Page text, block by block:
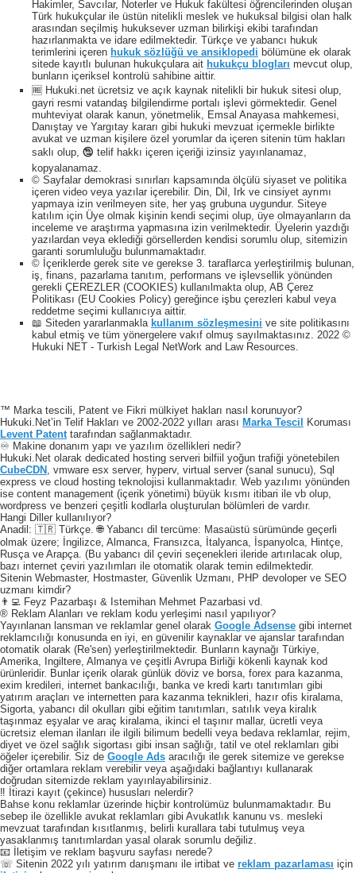
Hakimler, Savcılar, Noterler ve Hukuk fakültesi öğrencilerinden oluşan
Türk hukukçular ile üstün nitelikli meslek ve hukuksal bilgisi olan halk
arasından seçilmiş hukuksever uzman bilirkişi ekibi tarafından
hazırlanmakta ve idare edilmektedir. Türkçe ve yabancı hukuk
terimlerini içeren hukuk sözlüğü ve ansiklopedi bölümüne ek olarak
sitede kayıtlı bulunan hukukçulara ait hukukçu blogları mevcut olup,
bunların içeriksel kontrolü sahibine aittir.
🆓 Hukuki.net ücretsiz ve açık kaynak nitelikli bir hukuk sitesi olup,
gayri resmi vatandaş bilgilendirme portalı işlevi görmektedir. Genel
muhteviyat olarak kanun, yönetmelik, Emsal Anayasa mahkemesi,
Danıştay ve Yargıtay kararı gibi hukuki mevzuat içermekle birlikte
avukat ve uzman kişilere özel yorumlar da içeren sitenin tüm hakları
saklı olup, 🕲 telif hakkı içeren içeriği izinsiz yayınlanamaz,
kopyalanamaz.
© Sayfalar demokrasi sınırları kapsamında ölçülü siyaset ve politika
içeren video veya yazılar içerebilir. Din, Dil, Irk ve cinsiyet ayrımı
yapmaya izin verilmeyen site, her yaş grubuna uygundur. Siteye
katılım için Üye olmak kişinin kendi seçimi olup, üye olmayanların da
inceleme ve araştırma yapmasına izin verilmektedir. Üyelerin yazdığı
yazılardan veya eklediği görsellerden kendisi sorumlu olup, sitemizin
garanti sorumluluğu bulunmamaktadır.
© İçeriklerde gerek site ve gerekse 3. taraflarca yerleştirilmiş bulunan,
iş, finans, pazarlama tanıtım, performans ve işlevsellik yönünden
gerekli ÇEREZLER (COOKIES) kullanılmakta olup, AB Çerez
Politikası (EU Cookies Policy) gereğince işbu çerezleri kabul veya
reddetme seçimi kullanıcıya aittir.
📖 Siteden yararlanmakla kullanım sözleşmesini ve site politikasını
kabul etmiş ve tüm yönergelere vakıf olmuş sayılmaktasınız. 2022 ©
Hukuki NET - Turkish Legal NetWork and Law Resources.
™ Marka tescili, Patent ve Fikri mülkiyet hakları nasıl korunuyor?
Hukuki.Net’in Telif Hakları ve 2002-2022 yılları arası Marka Tescil
Koruması
Levent Patent tarafından sağlanmaktadır.
♾️ Makine donanım yapı ve yazılım özellikleri nedir?
Hukuki.Net olarak dedicated hosting serveri bilfiil yoğun trafiği yönetebilen
CubeCDN
, vmware esx server, hyperv, virtual server (sanal sunucu), Sql
express ve cloud hosting teknolojisi kullanmaktadır. Web yazılımı yönünden
ise content management (içerik yönetimi) büyük kısmı itibari ile vb olup,
wordpress ve benzeri çeşitli kodlarla oluşturulan bölümleri de vardır.
Hangi Diller kullanılıyor?
Anadil: 🇹🇷 Türkçe. 🌐 Yabancı dil tercüme: Masaüstü sürümünde geçerli
olmak üzere; İngilizce, Almanca, Fransızca, İtalyanca, İspanyolca, Hintçe,
Rusça ve Arapça. (Bu yabancı dil çeviri seçenekleri ileride artırılacak olup,
bazı internet çeviri yazılımları ile otomatik olarak temin edilmektedir.
Sitenin Webmaster, Hostmaster, Güvenlik Uzmanı, PHP devoloper ve SEO
uzmanı kimdir?
👨‍💻 Feyz Pazarbaşı & Istemihan Mehmet Pazarbasi vd.
® Reklam Alanları ve reklam kodu yerleşimi nasıl yapılıyor?
Yayınlanan lansman ve reklamlar genel olarak Google Adsense gibi internet
reklamcılığı konusunda en iyi, en güvenilir kaynaklar ve ajanslar tarafından
otomatik olarak (Re'sen) yerleştirilmektedir. Bunların kaynağı Türkiye,
Amerika, Ingiltere, Almanya ve çeşitli Avrupa Birliği kökenli kaynak kod
ürünleridir. Bunlar içerik olarak günlük döviz ve borsa, forex para kazanma,
exim kredileri, internet bankacılığı, banka ve kredi kartı tanıtımları gibi
yatırım araçları ve internetten para kazanma teknikleri, hazır ofis kiralama,
Sigorta, yabancı dil okulları gibi eğitim tanıtımları, satılık veya kiralık
taşınmaz eşyalar ve araç kiralama, ikinci el taşınır mallar, ücretli veya
ücretsiz eleman ilanları ile ilgili bilimum bedelli veya bedava reklamlar, rejim,
diyet ve özel sağlık sigortası gibi insan sağlığı, tatil ve otel reklamları gibi
öğeler içerebilir. Siz de Google Ads aracılığı ile gerek sitemize ve gerekse
diğer ortamlara reklam verebilir veya aşağıdaki bağlantıyı kullanarak
doğrudan sitemizde reklam yayınlayabilirsiniz.
‼️ İtirazi kayıt (çekince) hususları nelerdir?
Bahse konu reklamlar üzerinde hiçbir kontrolümüz bulunmamaktadır. Bu
sebep ile özellikle avukat reklamları gibi Avukatlık kanunu vs. mesleki
mevzuat tarafından kısıtlanmış, belirli kurallara tabi tutulmuş veya
yasaklanmış tanıtımlardan yasal olarak sorumlu değiliz.
📧 İletişim ve reklam başvuru sayfası nerede?
☏ Sitenin 2022 yılı yatırım danışmanı ile irtibat ve reklam pazarlaması için